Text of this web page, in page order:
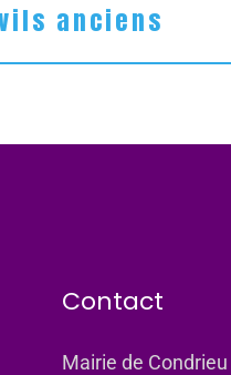
anciens
Contact
Mairie de Condrieu